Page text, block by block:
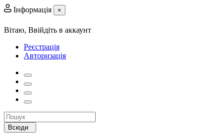
Інформація ×
Вітаю, Ввійдіть в аккаунт
Реєстрація
Авторизація
Всюди